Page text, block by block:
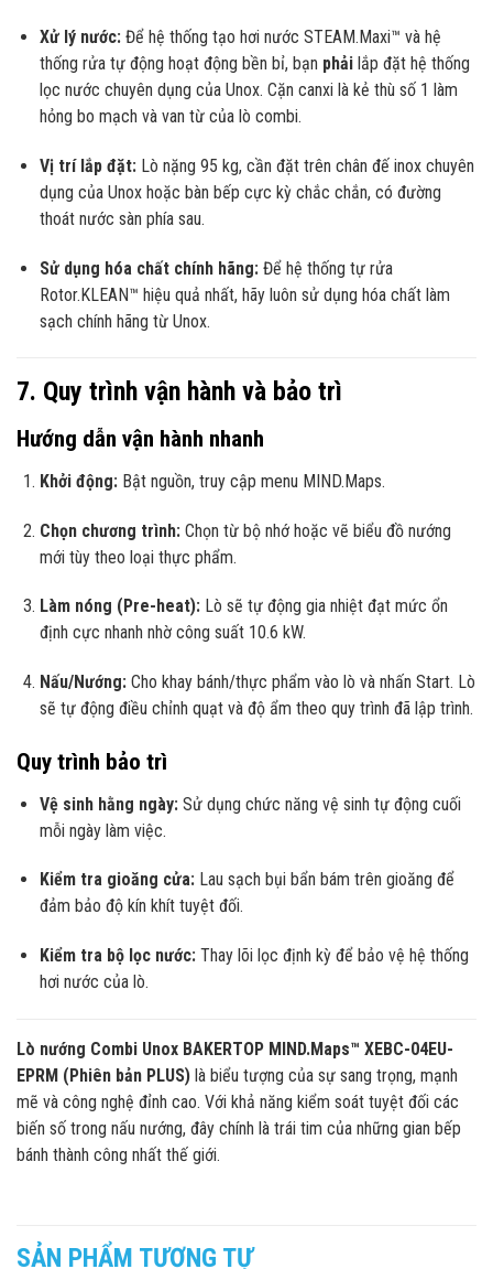
Xử lý nước:Để hệ thống tạo hơi nước STEAM.Maxi™ và hệ
thống rửa tự động hoạt động bền bỉ, bạn phảilắp đặt hệ thống
lọc nước chuyên dụng của Unox. Cặn canxi là kẻ thù số 1 làm
hỏng bo mạch và van từ của lò combi.
Vị trí lắp đặt:Lò nặng 95 kg, cần đặt trên chân đế inox chuyên
dụng của Unox hoặc bàn bếp cực kỳ chắc chắn, có đường
thoát nước sàn phía sau.
Sử dụng hóa chất chính hãng:Để hệ thống tự rửa
Rotor.KLEAN™ hiệu quả nhất, hãy luôn sử dụng hóa chất làm
sạch chính hãng từ Unox.
7. Quy trình vận hành và bảo trì
Hướng dẫn vận hành nhanh
Khởi động:Bật nguồn, truy cập menu MIND.Maps.
Chọn chương trình:Chọn từ bộ nhớ hoặc vẽ biểu đồ nướng
mới tùy theo loại thực phẩm.
Làm nóng (Pre-heat):Lò sẽ tự động gia nhiệt đạt mức ổn
định cực nhanh nhờ công suất 10.6 kW.
Nấu/Nướng:Cho khay bánh/thực phẩm vào lò và nhấn Start. Lò
sẽ tự động điều chỉnh quạt và độ ẩm theo quy trình đã lập trình.
Quy trình bảo trì
Vệ sinh hằng ngày:Sử dụng chức năng vệ sinh tự động cuối
mỗi ngày làm việc.
Kiểm tra gioăng cửa:Lau sạch bụi bẩn bám trên gioăng để
đảm bảo độ kín khít tuyệt đối.
Kiểm tra bộ lọc nước:Thay lõi lọc định kỳ để bảo vệ hệ thống
hơi nước của lò.
Lò nướng Combi Unox BAKERTOP MIND.Maps™ XEBC-04EU-
EPRM (Phiên bản PLUS) là biểu tượng của sự sang trọng, mạnh
mẽ và công nghệ đỉnh cao. Với khả năng kiểm soát tuyệt đối các
biến số trong nấu nướng, đây chính là trái tim của những gian bếp
bánh thành công nhất thế giới.
SẢN PHẨM TƯƠNG TỰ